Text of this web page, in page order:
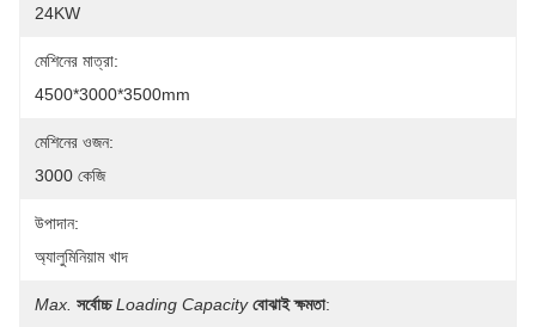
24KW
মেশিনের মাত্রা:
4500*3000*3500mm
মেশিনের ওজন:
3000 কেজি
উপাদান:
অ্যালুমিনিয়াম খাদ
Max. সর্বোচ্চ Loading Capacity বোঝাই ক্ষমতা: